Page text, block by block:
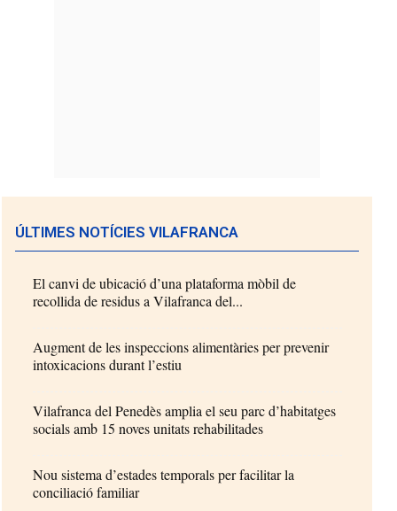
ÚLTIMES NOTÍCIES VILAFRANCA
El canvi de ubicació d’una plataforma mòbil de
recollida de residus a Vilafranca del...
Augment de les inspeccions alimentàries per prevenir
intoxicacions durant l’estiu
Vilafranca del Penedès amplia el seu parc d’habitatges
socials amb 15 noves unitats rehabilitades
Nou sistema d’estades temporals per facilitar la
conciliació familiar